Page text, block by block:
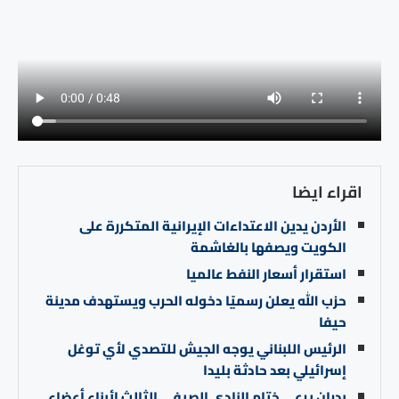
اقراء ايضا
الأردن يدين الاعتداءات الإيرانية المتكررة على
الكويت ويصفها بالغاشمة
استقرار أسعار النفط عالميا
حزب الله يعلن رسميًا دخوله الحرب ويستهدف مدينة
حيفا
الرئيس اللبناني يوجه الجيش للتصدي لأي توغل
إسرائيلي بعد حادثة بليدا